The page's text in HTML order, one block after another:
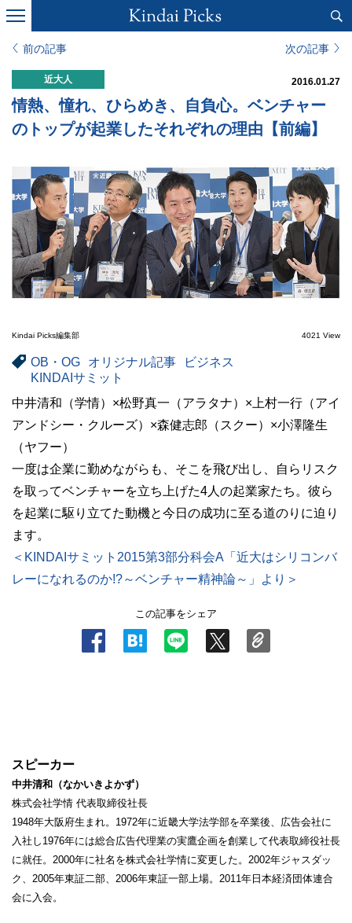
前の記事 次の記事
近大人 2016.01.27
情熱、憧れ、ひらめき、自負心。ベンチャー
のトップが起業したそれぞれの理由【前編】
Kindai Picks編集部 4021 View
OB・OG オリジナル記事
ビジネス
KINDAIサミット
中井清和（学情）×松野真一（アラタナ）×上村一行（アイ
アンドシー・クルーズ）×森健志郎（スクー）×小澤隆生
（ヤフー）
一度は企業に勤めながらも、そこを飛び出し、自らリスク
を取ってベンチャーを立ち上げた4人の起業家たち。彼ら
を起業に駆り立てた動機と今日の成功に至る道のりに迫り
ます。
＜KINDAIサミット2015第3部分科会A「近大はシリコンバ
レーになれるのか!?～ベンチャー精神論～」より＞
この記事をシェア
スピーカー
中井清和（なかいきよかず）
株式会社学情 代表取締役社長
1948年大阪府生まれ。1972年に近畿大学法学部を卒業後、広告会社に
入社し1976年には総合広告代理業の実鷹企画を創業して代表取締役社長
に就任。2000年に社名を株式会社学情に変更した。2002年ジャスダッ
ク、2005年東証二部、2006年東証一部上場。2011年日本経済団体連合
会に入会。